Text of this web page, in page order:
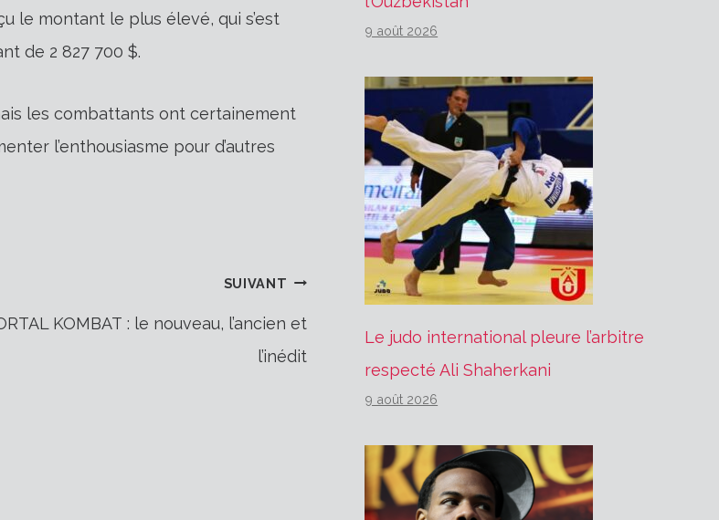
le montant le plus élevé, qui s’est
de 2 827 700 $.
les combattants ont certainement
l’enthousiasme pour d’autres
SUIVANT
KOMBAT : le nouveau, l’ancien et
l’inédit
9 août 2026
Le judo international pleure l’arbitre
respecté Ali Shaherkani
9 août 2026